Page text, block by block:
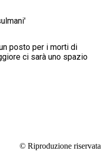
posto per i morti di
ci sarà uno spazio
© Riproduzione riservata